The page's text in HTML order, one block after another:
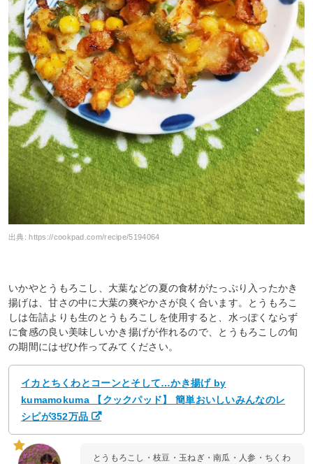
出典:https://cookpad.com/recipe/5194064
いかやとうもろこし、大葉などの夏の食材がたっぷり入ったかき
揚げは、甘さの中に大葉の爽やかさが良く合います。とうもろこ
しは缶詰よりも生のとうもろこしを使用すると、水っぽくならず
に食感の良い美味しいかき揚げが作れるので、とうもろこしの旬
の期間にはぜひ作ってみてください。
イカとちくわとコーンとそして…かき揚げ by
kumamokuma 【クックパッド】 簡単おいしいみんなのレ
シピが352万品
とうもろこし・枝豆・玉ねぎ・南瓜・人参・ちくわ